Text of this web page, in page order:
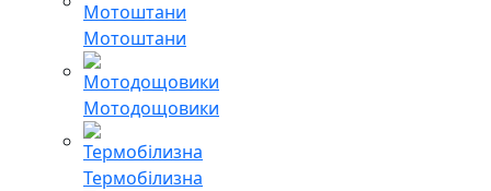
Мотоштани
Мотодощовики
Термобілизна